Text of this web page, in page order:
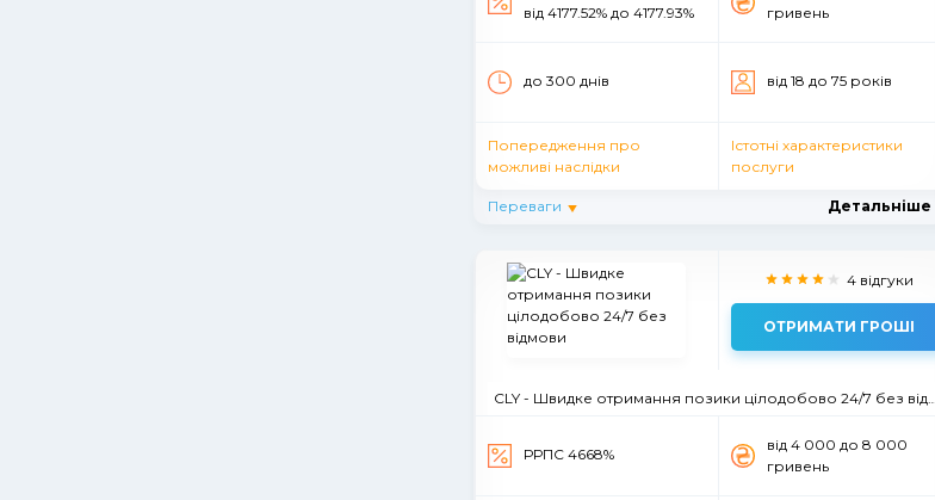
вiд 4177.52% до 4177.93%
гривень
до 300 днів вiд 18 до 75 рокiв
Попередження про
можливі наслідки
Істотні характеристики
послуги
Переваги Детальніше
4 відгуки
ОТРИМАТИ ГРОШІ
CLY - Швидке отримання позики цілодобово 24/7 без відмови
РРПС 4668%
вiд 4 000 до 8 000
гривень